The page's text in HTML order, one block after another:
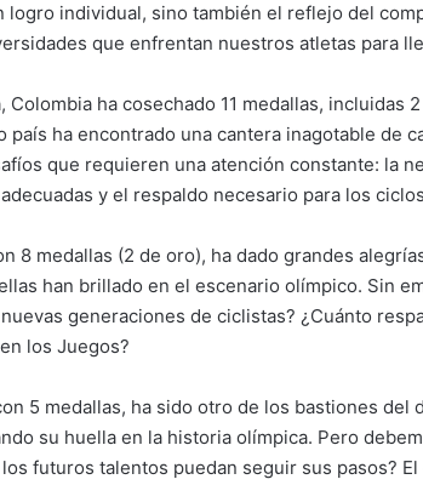
logro individual, sino también el reflejo del
que enfrentan nuestros atletas para
Colombia ha cosechado 11 medallas, incluidas
país ha encontrado una cantera inagotable de
que requieren una atención constante: la
y el respaldo necesario para los
8 medallas (2 de oro), ha dado grandes
han brillado en el escenario olímpico. Sin
generaciones de ciclistas? ¿Cuánto
los Juegos?
5 medallas, ha sido otro de los bastiones
su huella en la historia olímpica. Pero
futuros talentos puedan seguir sus pasos?